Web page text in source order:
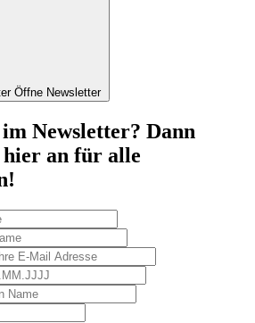
Öffne Newsletter
Newsletter? Dann
an für alle